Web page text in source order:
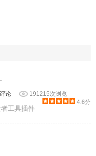
论
191215次浏览
4.6分
工具插件